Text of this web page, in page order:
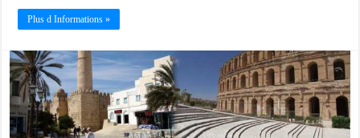
Plus d Informations »